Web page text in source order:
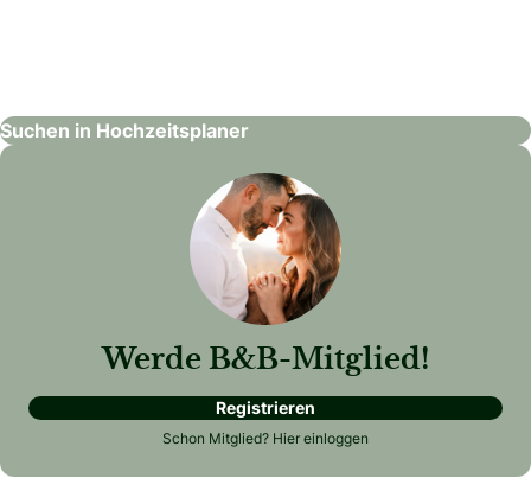
Suchen in Hochzeitsplaner
Werde B&B-Mitglied!
Registrieren
Schon Mitglied? Hier einloggen